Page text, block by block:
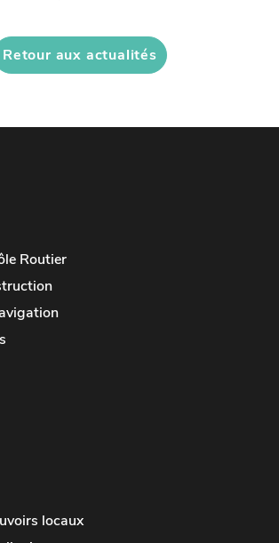
Retour aux actualités
Routier
locaux